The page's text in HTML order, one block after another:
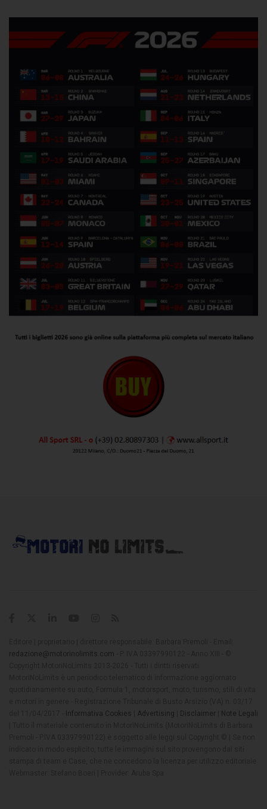
redazione@motorinolimits.com
Informativa Cookies Advertising Disclaimer
Note Legali